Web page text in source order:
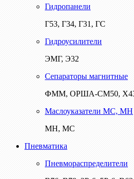
Гидропанели
Г53, Г34, Г31, ГС
Гидроусилители
ЭМГ, Э32
Сепараторы магнитные
ФММ, ОРША-СМ50,
Маслоуказатели МС, МН
МН, МС
Пневматика
Пневмораспределители